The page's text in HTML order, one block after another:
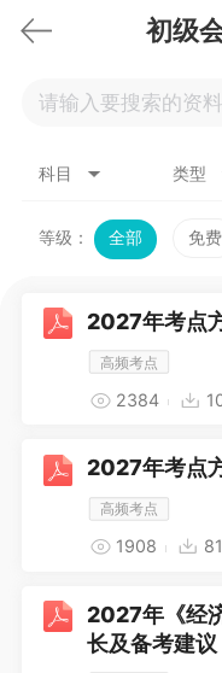
科目 类型
等级： 全部 免费
2027年考点
高频考点
2384
2027年考点
高频考点
1908
2027年《经
长及备考建议